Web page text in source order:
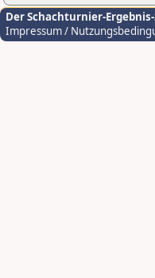
Der Schachturnier-
Impressum /